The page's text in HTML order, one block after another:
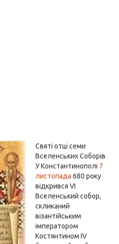
Святі отці семи
Вселенських Соборів
У Константинополі 7
листопада 680 року
відкрився VI
Вселенський собор,
скликаний
візантійським
імператором
Костянтином IV